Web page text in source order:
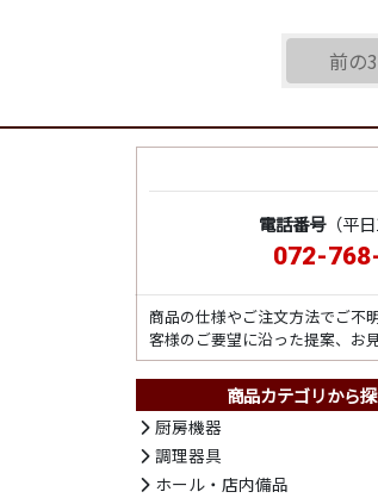
前の
電話番号（平日
072-
商品の仕様やご注文方法でご不
客様のご要望に沿った提案、お
商品カテゴリから
厨房機器
調理器具
ホール・店内備品